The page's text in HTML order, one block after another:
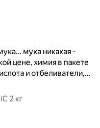
мука никакая -
цене, химия в пакете
и отбеливатели,…
2 кг